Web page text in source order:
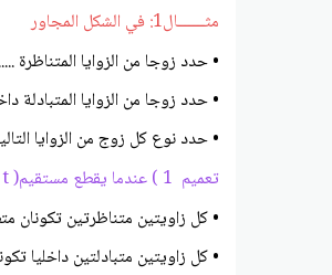
مثــــــال1: في الشكل المجاور
• حدد زوجا من الزوايا المتناظرة
• حدد زوجا من الزوايا المتبادلة
• حدد نوع كل زوج من الزوايا
تعميم 1 ) عندما يقطع مستقيم( t ) مستقيمين متوازيين m // n فإن :
• كل زاويتين متناظرتين تكونان
• كل زاويتين متبادلتين داخليا